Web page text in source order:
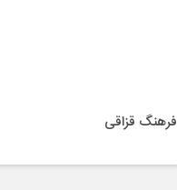
فرهنگ قزاقی